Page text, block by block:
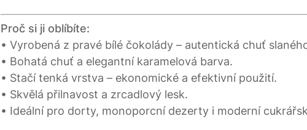
Proč si ji oblíbíte:
• Vyrobená z pravé bílé čokolády – autentická chuť
• Bohatá chuť a elegantní karamelová barva.
• Stačí tenká vrstva – ekonomické a efektivní použití.
• Skvělá přilnavost a zrcadlový lesk.
• Ideální pro dorty, monoporcní dezerty i moderní